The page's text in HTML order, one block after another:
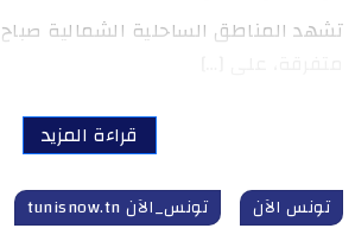
تشهد المناطق الساحلية الشمالية
قراءة المزيد
تونس الآن تونس_الآن tunisnow.tn